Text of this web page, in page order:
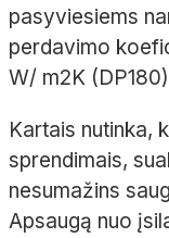
pasyviesiems
perdavimo
W/ m2K
Kartais nutinka,
sprendimais,
nesumažins
Apsaugą nuo